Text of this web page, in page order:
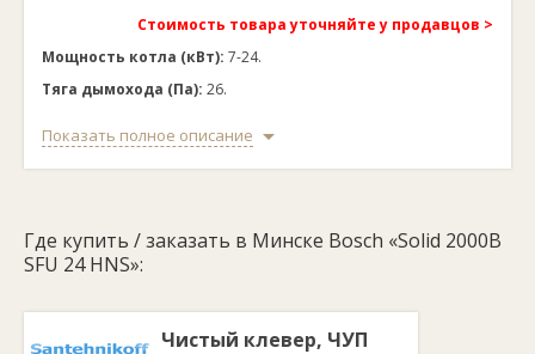
Стоимость товара уточняйте у продавцов >
Мощность котла (кВт): 7-24.
Тяга дымохода (Па): 26.
Минимальная рабочая температура:
Вид топлива:каменный и бурый уголь, кокс, дрова
влажностью до 25%.
990х535х730 мм.
Показать полное описание
Где купить / заказать в Минске Bosch «Solid 2000B
SFU 24 HNS»:
Чистый клевер, ЧУП